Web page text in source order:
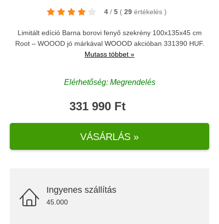
4 / 5 ( 29 értékelés )
Limitált edíció Barna borovi fenyő szekrény 100x135x45 cm
Root – WOOOD jó márkával WOOODakcióban 331390 HUF.
Mutass többet »
Elérhetőség: Megrendelés
331 990 Ft
VÁSÁRLÁS »
Ingyenes szállítás
45.000